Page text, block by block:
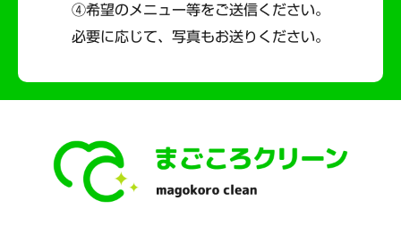
④希望のメニュー等をご送信ください。
必要に応じて、写真もお送りください。